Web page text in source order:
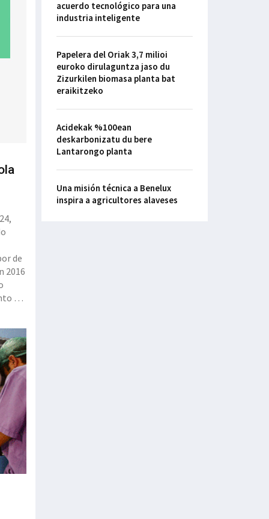
de
2016
de
acuerdo tecnológico para una
industria inteligente
Papelera del Oriak 3,7 milioi
euroko dirulaguntza jaso du
Zizurkilen biomasa planta bat
eraikitzeko
Acidekak %100ean
deskarbonizatu du bere
Lantarongo planta
Una misión técnica a Benelux
inspira a agricultores alaveses